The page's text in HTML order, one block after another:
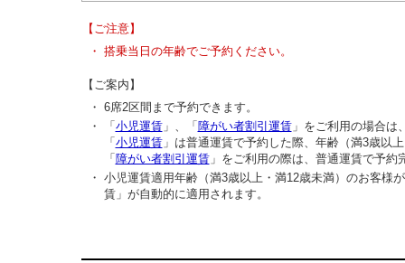
【ご注意】
・ 搭乗当日の年齢でご予約ください。
【ご案内】
・ 6席2区間まで予約できます。
・
「 小児運賃」、「 障がい者割引運賃」をご利用の場合は
「 小児運賃」は普通運賃で予約した際、年齢（満3歳以
「 障がい者割引運賃」をご利用の際は、普通運賃で予約
・ 小児運賃適用年齢（満3歳以上・満12歳未満）のお客様
賃」が自動的に適用されます。